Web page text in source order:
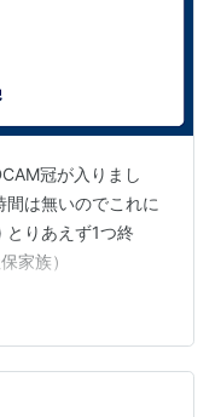
冠が入りまし
は無いのでこれに
りあえず1つ終
家族）